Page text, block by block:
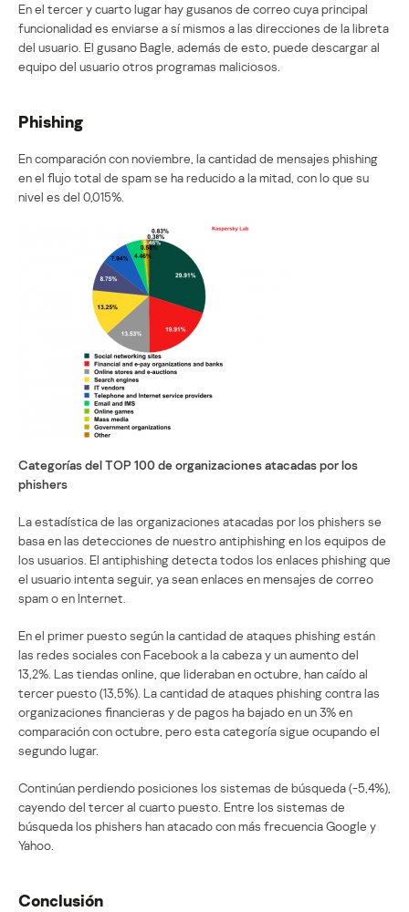
En el tercer y cuarto lugar hay gusanos de correo cuya principal
funcionalidad es enviarse a sí mismos a las direcciones de la libreta
del usuario. El gusano Bagle, además de esto, puede descargar al
equipo del usuario otros programas maliciosos.
Phishing
En comparación con noviembre, la cantidad de mensajes phishing
en el flujo total de spam se ha reducido a la mitad, con lo que su
nivel es del 0,015%.
Categorías del TOP 100 de organizaciones atacadas por los
phishers
La estadística de las organizaciones atacadas por los phishers se
basa en las detecciones de nuestro antiphishing en los equipos de
los usuarios. El antiphishing detecta todos los enlaces phishing que
el usuario intenta seguir, ya sean enlaces en mensajes de correo
spam o en Internet.
En el primer puesto según la cantidad de ataques phishing están
las redes sociales con Facebook a la cabeza y un aumento del
13,2%. Las tiendas online, que lideraban en octubre, han caído al
tercer puesto (13,5%). La cantidad de ataques phishing contra las
organizaciones financieras y de pagos ha bajado en un 3% en
comparación con octubre, pero esta categoría sigue ocupando el
segundo lugar.
Continúan perdiendo posiciones los sistemas de búsqueda (-5,4%),
cayendo del tercer al cuarto puesto. Entre los sistemas de
búsqueda los phishers han atacado con más frecuencia Google y
Yahoo.
Conclusión